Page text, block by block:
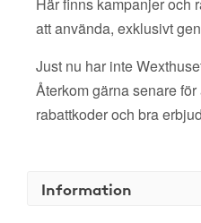
att använda, exklusivt
Just nu har inte
Återkom gärna senare
rabattkoder och bra
Information